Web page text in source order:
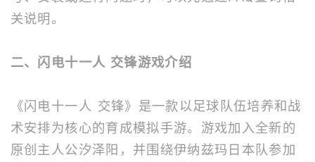
关说明。
二、闪电十一人 交锋游戏介绍
《闪电十一人 交锋》是一款以足球队伍培养和战
术安排为核心的育成模拟手游。游戏加入全新的
原创主人公汐泽阳，并围绕伊纳兹玛日本队参加